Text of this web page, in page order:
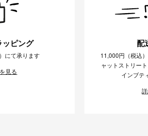
ッピング
にて承ります
見る
配
11,000円（税込
ャットストリー
インブテ